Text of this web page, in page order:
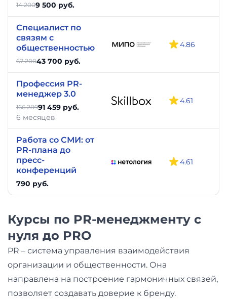
14 2009 500 руб.
Специалист по
связям с
общественностью
67 20043 700 руб.
4.86
Профессия PR-
менеджер 3.0
166 28991 459 руб.
6 месяцев
4.61
Работа со СМИ: от
PR-плана до
пресс-
конференций
790 руб.
4.61
Курсы по PR-менеджменту с
нуля до PRO
PR – система управления взаимодействия
организации и общественности. Она
направлена на построение гармоничных связей,
позволяет создавать доверие к бренду.